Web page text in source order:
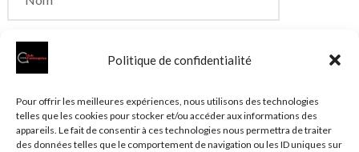
Politique de confidentialité
Pour offrir les meilleures expériences, nous utilisons des technologies
telles que les cookies pour stocker et/ou accéder aux informations des
appareils. Le fait de consentir à ces technologies nous permettra de traiter
des données telles que le comportement de navigation ou les ID uniques sur
Enregistrer mon nom, mon e-mail et mon site dans
le navigateur pour mon prochain commentaire.